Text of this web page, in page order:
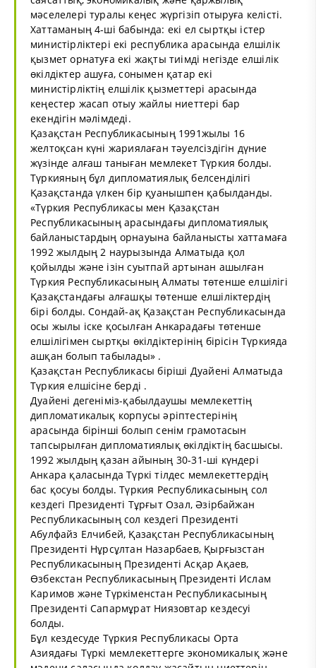
мәселелері туралы кеңес жүргізіп отыруға келісті.
Хаттаманың 4-ші бабында: екі ел сыртқы істер
министірліктері екі республика арасында елшілік
қызмет орнатуға екі жақты тиімді негізде елшілік
өкілдіктер ашуға, сонымен қатар екі
министірліктің елшілік қызметтері арасында
кеңестер жасап отыу жайлы ниеттері бар
екендігін мәлімдеді.
Қазақстан Республикасының 1991жылы 16
желтоқсан күні жариялаған тәуелсіздігін дүние
жүзінде алғаш таныған мемлекет Түркия болды.
Түркияның бұл дипломатиялық белсенділігі
Қазақстанда үлкен бір қуанышпен қабылданды.
«Түркия Республикасы мен Қазақстан
Республикасының арасындағы дипломатиялық
байланыстардың орнауына байланысты хаттамаға
1992 жылдың 2 наурызында Алматыда қол
қойылды және ізін суытпай артынан ашылған
Түркия Республикасының Алматы төтенше елшілігі
Қазақстандағы алғашқы төтенше елшіліктердің
бірі болды. Сондай-ақ Қазақстан Республикасында
осы жылы іске қосылған Анкарадағы төтенше
елшілігімен сыртқы өкілдіктерінің бірісін Түркияда
ашқан болып табылады» .
Қазақстан Республикасы біріші Дуайені Алматыда
Түркия елшісіне берді .
Дуайені дегеніміз-қабылдаушы мемлекеттің
дипломатикалық корпусы әріптестерінің
арасында бірінші болып сенім грамотасын
тапсырылған дипломатиялық өкілдіктің басшысы.
1992 жылдың қазан айының 30-31-ші күндері
Анкара қаласында Түркі тілдес мемлекеттердің
бас қосуы болды. Түркия Республикасының сол
кездегі Президенті Тұрғыт Озал, Әзірбайжан
Республикасының сол кездегі Президенті
Абулфайз Елчибей, Қазақстан Республикасының
Президенті Нұрсұлтан Назарбаев, Қырғызстан
Республикасының Президенті Асқар Ақаев,
Өзбекстан Республикасының Президенті Ислам
Каримов және Түркіменстан Республикасының
Президенті Сапармұрат Ниязовтар кездесуі
болды.
Бұл кездесуде Түркия Республикасы Орта
Азиядағы Түркі мемлекеттерге экономикалық және